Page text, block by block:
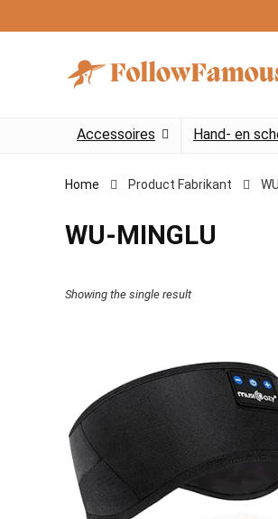
Accessoires Hand- en
Home Product Fabrikant
‎WU-MINGLU
Showing the single result